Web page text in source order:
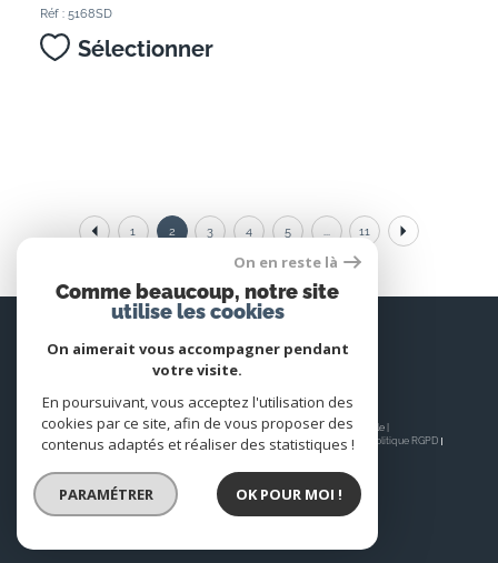
Réf : 5168SD
Sélectionner
1 2 3 4 5 ... 11
Espace
PROPRIÉTAIRE
Se connecter
© 2026 | Tous droits réservés | Traduction powered by Google |
Nos honoraires
Plan du site Mentions légales Admin Nos liens
Politique RGPD
On en reste là
Comme beaucoup, notre site
utilise les cookies
On aimerait vous accompagner pendant
votre visite.
En poursuivant, vous acceptez l'utilisation des
cookies par ce site, afin de vous proposer des
contenus adaptés et réaliser des statistiques !
PARAMÉTRER OK POUR MOI !